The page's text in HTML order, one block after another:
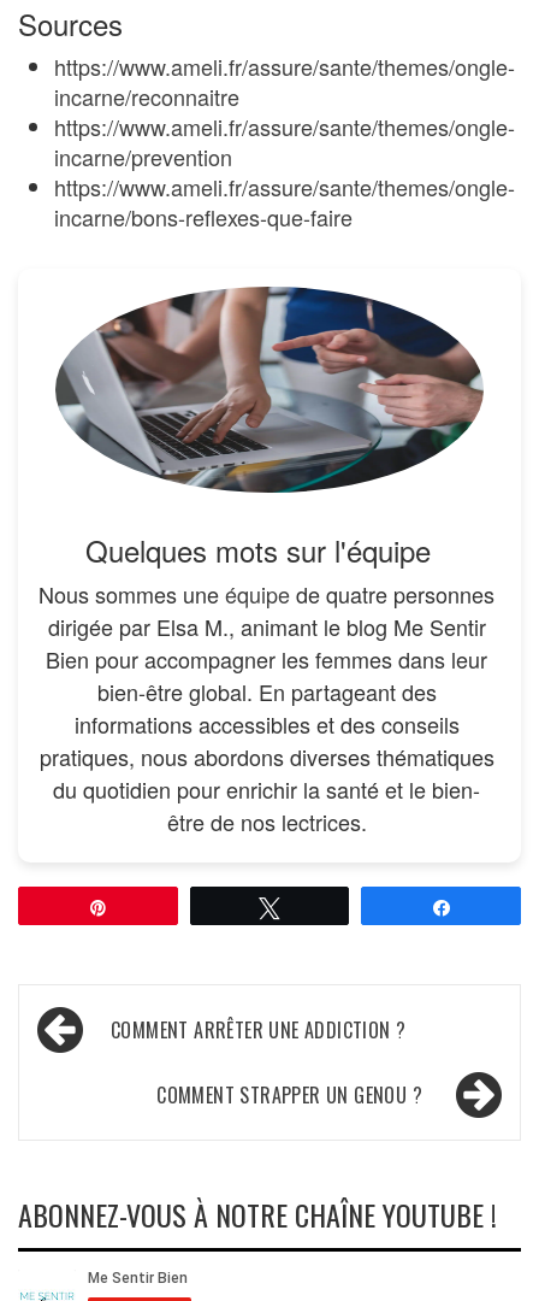
Sources
https://www.ameli.fr/assure/sante/themes/ongle-
incarne/reconnaitre
https://www.ameli.fr/assure/sante/themes/ongle-
incarne/prevention
https://www.ameli.fr/assure/sante/themes/ongle-
incarne/bons-reflexes-que-faire
Quelques mots sur l'équipe
Nous sommes uneéquipede quatre personnes
dirigée par Elsa M., animant le blog Me Sentir
Bien pour accompagner les femmes dans leur
bien-être global. En partageant des
informations accessibles et des conseils
pratiques, nous abordons diverses thématiques
du quotidien pour enrichir la santé et le bien-
être de nos lectrices.
Navigation
de COMMENT ARRÊTER UNE ADDICTION ?
COMMENT STRAPPER UN GENOU ?
ABONNEZ-VOUS À NOTRE CHAÎNE YOUTUBE !